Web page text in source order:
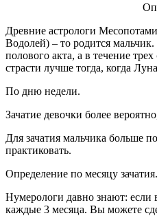
Древние астрологи
Водолей) – то родится
полового акта, а в течение
страсти лучше тогда, когда
По дню недели.
Зачатие девочки более
Для зачатия мальчика больше
практиковать.
Определение по месяцу зачатия.
Нумерологи давно знают: если
каждые 3 месяца. Вы можете